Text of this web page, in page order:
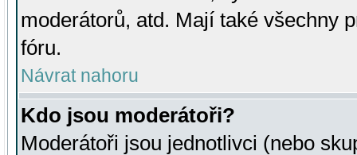
moderátorů, atd. Mají také všechny
fóru.
Návrat nahoru
Kdo jsou moderátoři?
Moderátoři jsou jednotlivci (nebo